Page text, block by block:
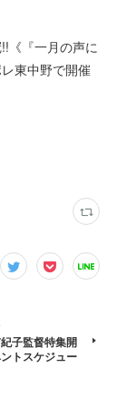
《『一月の声に
東中野で開催
子監督特集開
トスケジュー